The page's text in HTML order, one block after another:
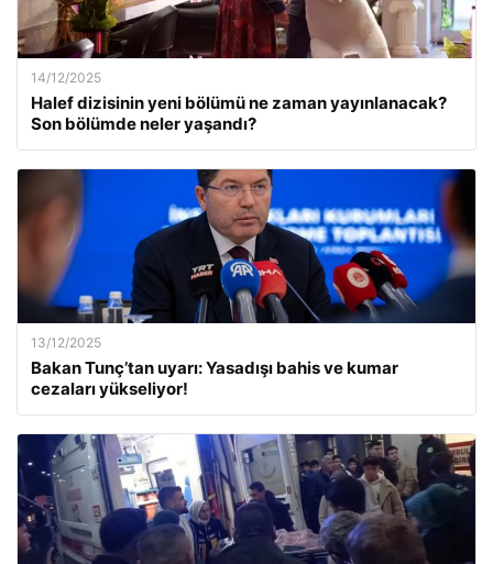
14/12/2025
Halef dizisinin yeni bölümü ne zaman yayınlanacak?
Son bölümde neler yaşandı?
13/12/2025
Bakan Tunç’tan uyarı: Yasadışı bahis ve kumar
cezaları yükseliyor!